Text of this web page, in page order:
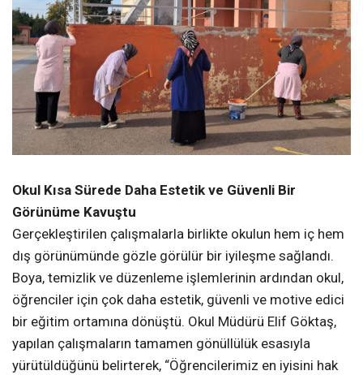
Okul Kısa Sürede Daha Estetik ve Güvenli Bir
Görünüme Kavuştu
Gerçekleştirilen çalışmalarla birlikte okulun hem iç hem
dış görünümünde gözle görülür bir iyileşme sağlandı.
Boya, temizlik ve düzenleme işlemlerinin ardından okul,
öğrenciler için çok daha estetik, güvenli ve motive edici
bir eğitim ortamına dönüştü. Okul Müdürü Elif Göktaş,
yapılan çalışmaların tamamen gönüllülük esasıyla
yürütüldüğünü belirterek, “Öğrencilerimiz en iyisini hak